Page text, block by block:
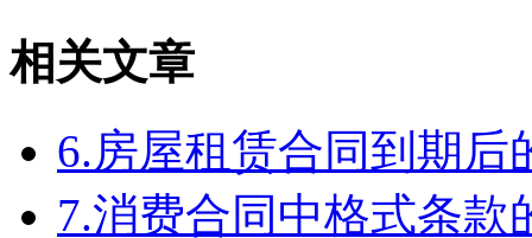
相关文章
6.房屋租赁合同到期后
7.消费合同中格式条款